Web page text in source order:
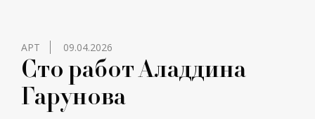
АРТ 09.04.2026
Сто работ Аладдина
Гарунова